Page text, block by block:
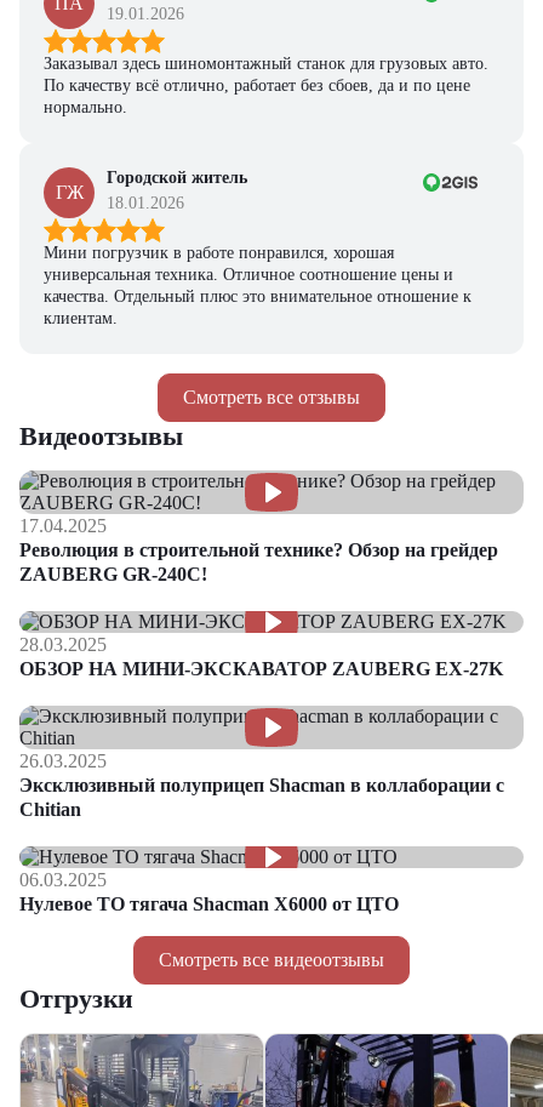
Смотреть все отзывы
19.01.2026
Заказывал здесь шиномонтажный станок для грузовых авто.
По качеству всё отлично, работает без сбоев, да и по цене
нормально.
ГЖ
Городской житель
18.01.2026
Мини погрузчик в работе понравился, хорошая
универсальная техника. Отличное соотношение цены и
качества. Отдельный плюс это внимательное отношение к
клиентам.
Смотреть все видеоотзывы
Видеоотзывы
17.04.2025
Революция в строительной технике? Обзор на грейдер
ZAUBERG GR-240C!
28.03.2025
ОБЗОР НА МИНИ-ЭКСКАВАТОР ZAUBERG EX-27K
26.03.2025
Эксклюзивный полуприцеп Shacman в коллаборации с
Chitian
06.03.2025
Нулевое ТО тягача Shacman Х6000 от ЦТО
Отгрузки